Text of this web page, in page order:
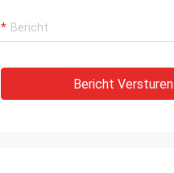
Bericht Versturen